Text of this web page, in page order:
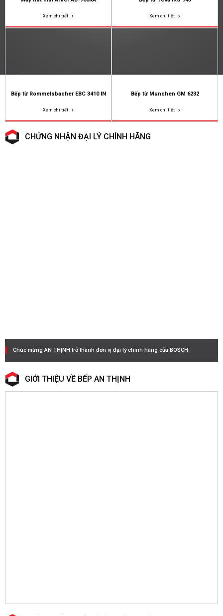
Xem chi tiết Xem chi tiết
Bếp từ Rommelsbacher EBC 3410 IN
Xem chi tiết
Bếp từ Munchen GM 6232
Xem chi tiết
CHỨNG NHẬN ĐẠI LÝ CHÍNH HÃNG
Chúc mừng AN THỊNH trở thành đơn vị đại lý chính hãng của BOSCH
GIỚI THIỆU VỀ BẾP AN THỊNH